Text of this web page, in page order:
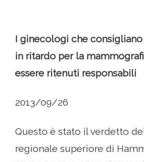
I ginecologi che
in ritardo per la
essere ritenuti responsabili
2013/09/26
Questo è stato il verdetto
regionale superiore di